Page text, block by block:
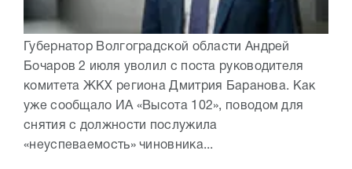
Губернатор Волгоградской области Андрей
Бочаров 2 июля уволил с поста руководителя
комитета ЖКХ региона Дмитрия Баранова. Как
уже сообщало ИА «Высота 102», поводом для
снятия с должности послужила
«неуспеваемость» чиновника...